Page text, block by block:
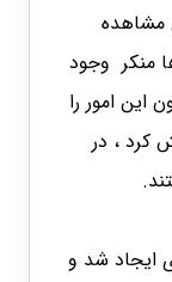
مشاهده
منکر وجود
این امور را
کرد ، در
ایجاد شد و